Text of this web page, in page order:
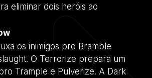
eliminar dois heróis ao
os inimigos pro Bramble
O Terrorize prepara um
Trample e Pulverize. A Dark